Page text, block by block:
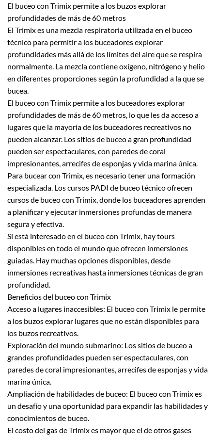
El buceo con Trimix permite a los buzos explorar
profundidades de más de 60 metros
El Trimix es una mezcla respiratoria utilizada en el buceo
técnico para permitir a los buceadores explorar
profundidades más allá de los límites del aire que se respira
normalmente. La mezcla contiene oxígeno, nitrógeno y helio
en diferentes proporciones según la profundidad a la que se
bucea.
El buceo con Trimix permite a los buceadores explorar
profundidades de más de 60 metros, lo que les da acceso a
lugares que la mayoría de los buceadores recreativos no
pueden alcanzar. Los sitios de buceo a gran profundidad
pueden ser espectaculares, con paredes de coral
impresionantes, arrecifes de esponjas y vida marina única.
Para bucear con Trimix, es necesario tener una formación
especializada. Los cursos PADI de buceo técnico ofrecen
cursos de buceo con Trimix, donde los buceadores aprenden
a planificar y ejecutar inmersiones profundas de manera
segura y efectiva.
Si está interesado en el buceo con Trimix, hay tours
disponibles en todo el mundo que ofrecen inmersiones
guiadas. Hay muchas opciones disponibles, desde
inmersiones recreativas hasta inmersiones técnicas de gran
profundidad.
Beneficios del buceo con Trimix
Acceso a lugares inaccesibles: El buceo con Trimix le permite
a los buzos explorar lugares que no están disponibles para
los buzos recreativos.
Exploración del mundo submarino: Los sitios de buceo a
grandes profundidades pueden ser espectaculares, con
paredes de coral impresionantes, arrecifes de esponjas y vida
marina única.
Ampliación de habilidades de buceo: El buceo con Trimix es
un desafío y una oportunidad para expandir las habilidades y
conocimientos de buceo.
El costo del gas de Trimix es mayor que el de otros gases